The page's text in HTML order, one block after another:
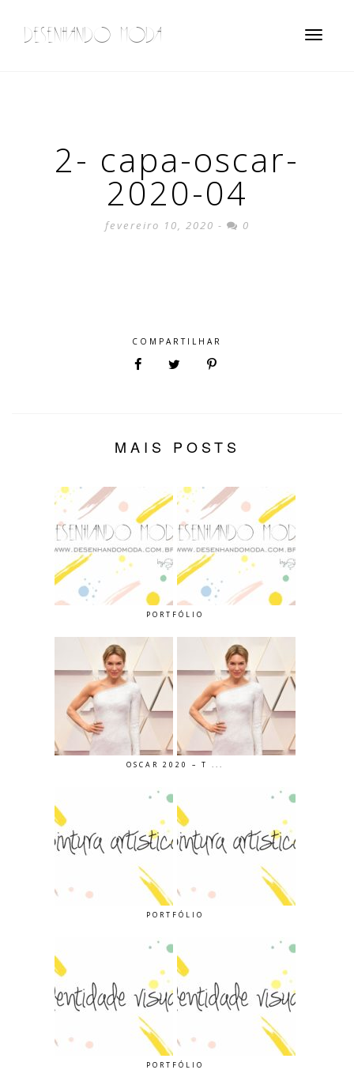
Toggle
DESENHANDO MODA
2- capa-oscar-
2020-04
fevereiro 10, 2020 - 0
COMPARTILHAR
MAIS POSTS
PORTFÓLIO
OSCAR 2020 – T ...
PORTFÓLIO
PORTFÓLIO